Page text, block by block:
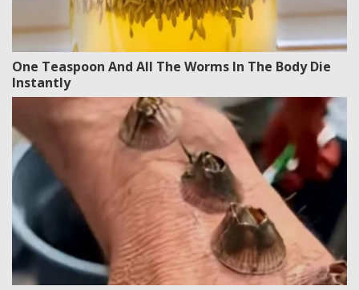
One Teaspoon And All The Worms In The Body Die
Instantly